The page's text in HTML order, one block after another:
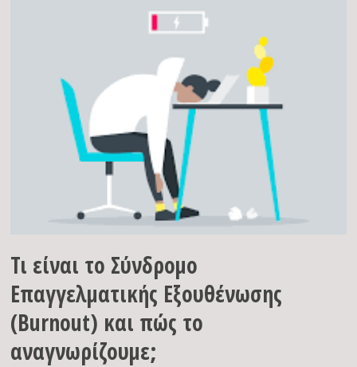
Τι είναι το Σύνδρομο
Επαγγελματικής Εξουθένωσης
(Burnout) και πώς το
αναγνωρίζουμε;